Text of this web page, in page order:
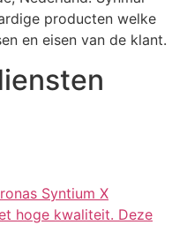
producten welke
en eisen van de klant.
Syntium X
hoge kwaliteit. Deze